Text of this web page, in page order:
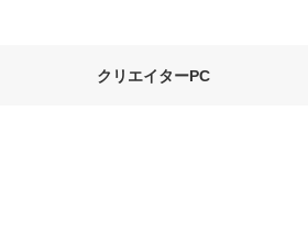
クリエイターPC